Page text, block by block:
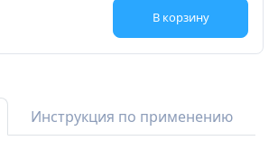
В корзину
Инструкция по применению